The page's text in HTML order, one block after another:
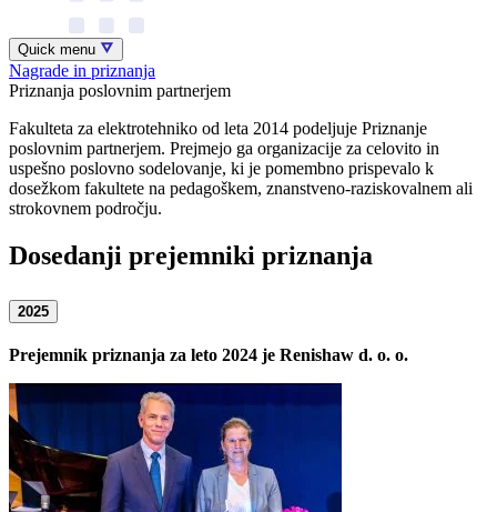
Quick menu
Nagrade in priznanja
Priznanja poslovnim partnerjem
Fakulteta za elektrotehniko od leta 2014 podeljuje Priznanje
poslovnim partnerjem. Prejmejo ga organizacije za celovito in
uspešno poslovno sodelovanje, ki je pomembno prispevalo k
dosežkom fakultete na pedagoškem, znanstveno-raziskovalnem ali
strokovnem področju.
Dosedanji prejemniki priznanja
2025
Prejemnik priznanja za leto 2024 je Renishaw d. o. o.